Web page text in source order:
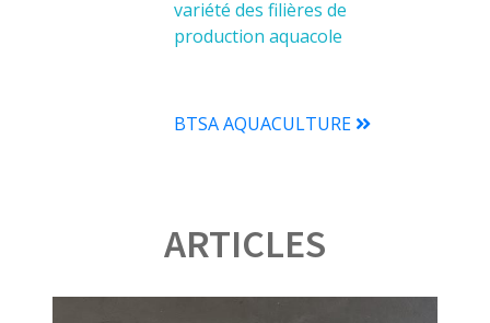
variété des filières de
production aquacole
BTSA AQUACULTURE
ARTICLES